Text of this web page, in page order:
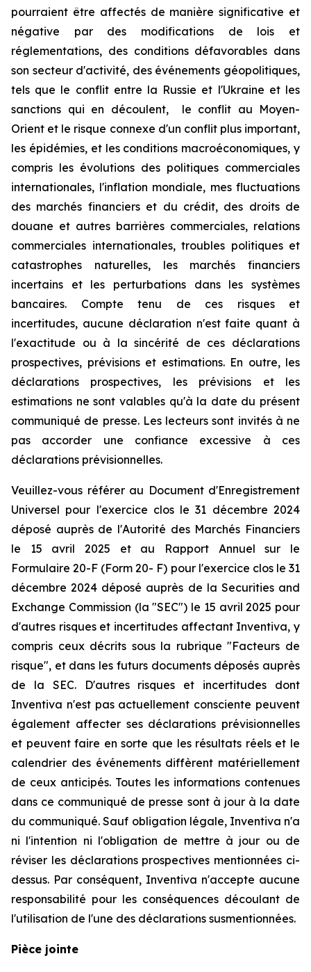
pourraient être affectés de manière significative et
négative par des modifications de lois et
réglementations, des conditions défavorables dans
son secteur d'activité, des événements géopolitiques,
tels que le conflit entre la Russie et l'Ukraine et les
sanctions qui en découlent, le conflit au Moyen-
Orient et le risque connexe d'un conflit plus important,
les épidémies, et les conditions macroéconomiques, y
compris les évolutions des politiques commerciales
internationales, l'inflation mondiale, mes fluctuations
des marchés financiers et du crédit, des droits de
douane et autres barrières commerciales, relations
commerciales internationales, troubles politiques et
catastrophes naturelles, les marchés financiers
incertains et les perturbations dans les systèmes
bancaires. Compte tenu de ces risques et
incertitudes, aucune déclaration n'est faite quant à
l'exactitude ou à la sincérité de ces déclarations
prospectives, prévisions et estimations. En outre, les
déclarations prospectives, les prévisions et les
estimations ne sont valables qu'à la date du présent
communiqué de presse. Les lecteurs sont invités à ne
pas accorder une confiance excessive à ces
déclarations prévisionnelles.
Veuillez-vous référer au Document d'Enregistrement
Universel pour l'exercice clos le 31 décembre 2024
déposé auprès de l'Autorité des Marchés Financiers
le 15 avril 2025 et au Rapport Annuel sur le
Formulaire 20-F (Form 20- F) pour l'exercice clos le 31
décembre 2024 déposé auprès de la Securities and
Exchange Commission (la "SEC") le 15 avril 2025 pour
d'autres risques et incertitudes affectant Inventiva, y
compris ceux décrits sous la rubrique "Facteurs de
risque", et dans les futurs documents déposés auprès
de la SEC. D'autres risques et incertitudes dont
Inventiva n'est pas actuellement consciente peuvent
également affecter ses déclarations prévisionnelles
et peuvent faire en sorte que les résultats réels et le
calendrier des événements diffèrent matériellement
de ceux anticipés. Toutes les informations contenues
dans ce communiqué de presse sont à jour à la date
du communiqué. Sauf obligation légale, Inventiva n'a
ni l'intention ni l'obligation de mettre à jour ou de
réviser les déclarations prospectives mentionnées ci-
dessus. Par conséquent, Inventiva n'accepte aucune
responsabilité pour les conséquences découlant de
l'utilisation de l'une des déclarations susmentionnées.
Pièce jointe